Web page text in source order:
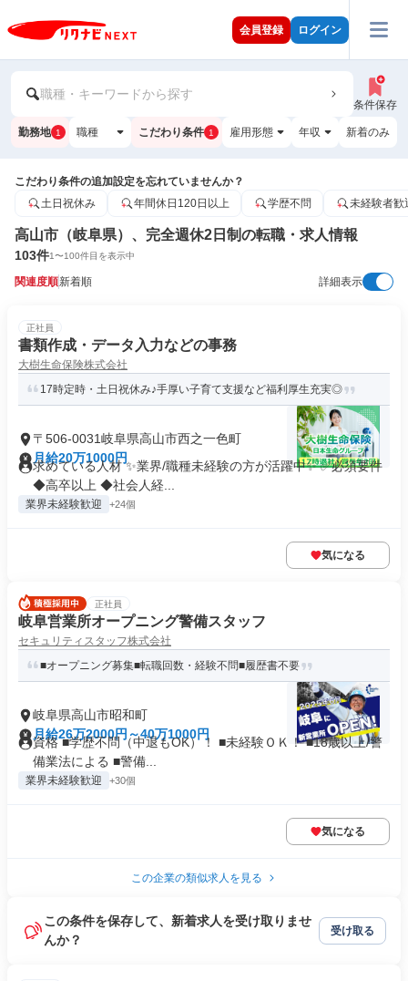
会員登録 ログイン
職種・キーワードから探す
条件保存
勤務地 1 職種 こだわり条件 1 雇用形態 年収 新着のみ
こだわり条件の追加設定を忘れていませんか？
土日祝休み
年間休日120日以上 学歴不問 未経験者歓
高山市（岐阜県）、完全週休2日制の転職・求人情報
103件1〜100件目を表示中
関連度順新着順 詳細表示
正社員
書類作成・データ入力などの事務
大樹生命保険株式会社
17時定時・土日祝休み♪手厚い子育て支援など福利厚生充実◎
〒506-0031岐阜県高山市西之一色町
月給20万1000円
求めている人材 ✨業界/職種未経験の方が活躍中✨ ✅必須要件
◆高卒以上 ◆社会人経...
業界未経験歓迎 +24個
気になる
正社員
岐阜営業所オープニング警備スタッフ
セキュリティスタッフ株式会社
■オープニング募集■転職回数・経験不問■履歴書不要
岐阜県高山市昭和町
月給26万2000円～40万1000円
資格 ■学歴不問（中退もOK）！ ■未経験ＯＫ！ ■18歳以上/警
備業法による ■警備...
業界未経験歓迎 +30個
気になる
この企業の類似求人を見る
この条件を保存して、新着求人を受け取りませ
んか？
受け取る